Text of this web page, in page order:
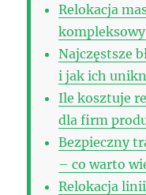
Relokacja
Najczęstsze
i jak ich
Ile kosztuje
dla firm
Bezpieczny
– co warto
Relokacja